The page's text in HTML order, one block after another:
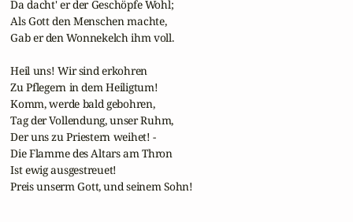
Da dacht' er der Geschöpfe Wohl;
Als Gott den Menschen machte,
Gab er den Wonnekelch ihm voll.
Heil uns! Wir sind erkohren
Zu Pflegern in dem Heiligtum!
Komm, werde bald gebohren,
Tag der Vollendung, unser Ruhm,
Der uns zu Priestern weihet! -
Die Flamme des Altars am Thron
Ist ewig ausgestreuet!
Preis unserm Gott, und seinem Sohn!